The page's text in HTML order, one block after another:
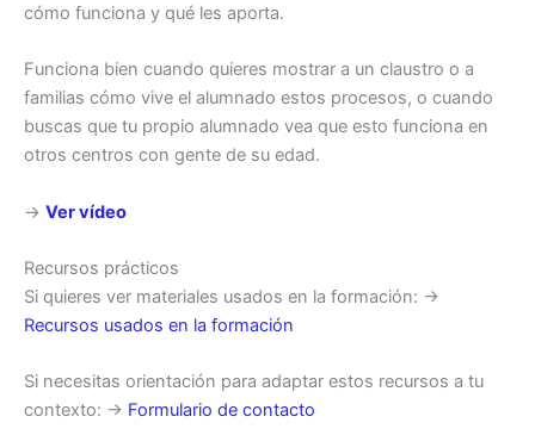
cómo funciona y qué les aporta.
Funciona bien cuando quieres mostrar a un claustro o a
familias cómo vive el alumnado estos procesos, o cuando
buscas que tu propio alumnado vea que esto funciona en
otros centros con gente de su edad.
→ Ver vídeo
Recursos prácticos
Si quieres ver materiales usados en la formación: →
Recursos usados en la formación
Si necesitas orientación para adaptar estos recursos a tu
contexto: → Formulario de contacto